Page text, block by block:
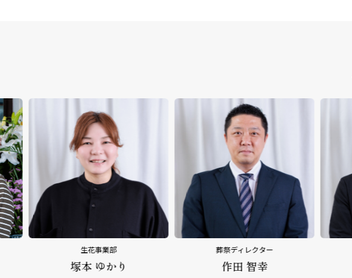
葬祭ディレクター
作田 智幸
葬祭ディレクター
平野 拓也